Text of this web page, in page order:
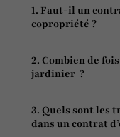
1. Faut-il un
copropriété ?
2. Combien de
jardinier ?
3. Quels sont les
dans un contrat